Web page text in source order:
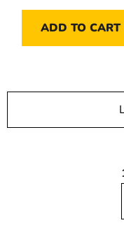
ADD TO CART